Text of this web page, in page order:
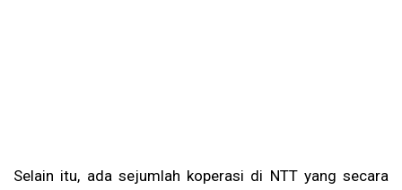
Selain itu, ada sejumlah koperasi di NTT yang secara